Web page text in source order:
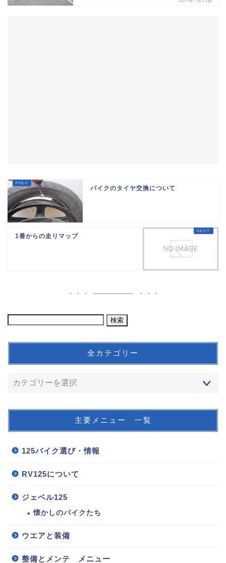
バイクのタイヤ交換について
1番からの走りマップ
全カテゴリー
主要メニュー 一覧
125バイク選び・情報
RV125について
ジェベル125
懐かしのバイクたち
ウエアと装備
整備とメンテ メニュー